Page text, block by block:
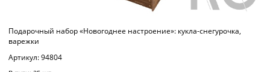
Подарочный набор «Новогоднее настроение»: кукла-снегурочка,
варежки
Артикул: 94804